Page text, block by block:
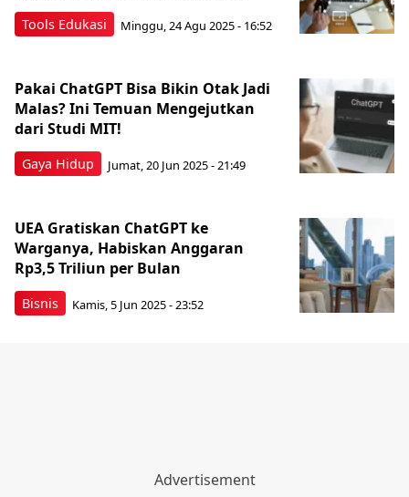
Tools Edukasi Minggu, 24 Agu 2025 - 16:52
Gaya Hidup
Pakai ChatGPT Bisa Bikin Otak Jadi
Malas? Ini Temuan Mengejutkan
dari Studi MIT!
Jumat, 20 Jun 2025 - 21:49
Bisnis
UEA Gratiskan ChatGPT ke
Warganya, Habiskan Anggaran
Rp3,5 Triliun per Bulan
Kamis, 5 Jun 2025 - 23:52